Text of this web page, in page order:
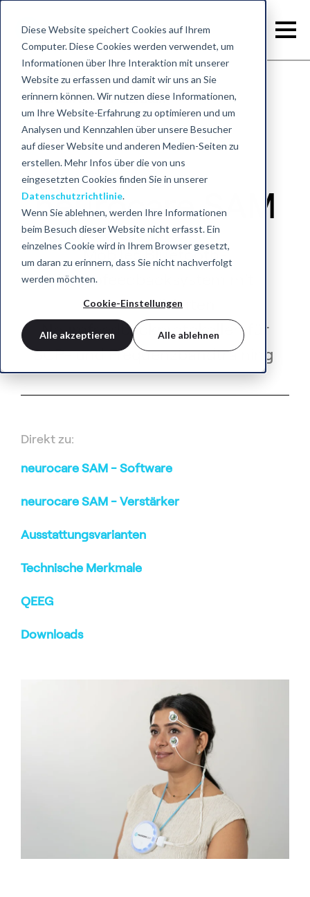
Diese Website speichert Cookies auf Ihrem
Computer. Diese Cookies werden verwendet, um
Informationen über Ihre Interaktion mit unserer
Website zu erfassen und damit wir uns an Sie
erinnern können. Wir nutzen diese Informationen,
um Ihre Website-Erfahrung zu optimieren und um
Analysen und Kennzahlen über unsere Besucher
auf dieser Website und anderen Medien-Seiten zu
erstellen. Mehr Infos über die von uns
eingesetzten Cookies finden Sie in unserer
Datenschutzrichtlinie.
Wenn Sie ablehnen, werden Ihre Informationen
beim Besuch dieser Website nicht erfasst. Ein
einzelnes Cookie wird in Ihrem Browser gesetzt,
um daran zu erinnern, dass Sie nicht nachverfolgt
werden möchten.
Cookie-Einstellungen
Alle akzeptieren Alle ablehnen
Zurück zu tES-Geräten
neurocare SAM
Mobiles Bluetooth-
Neurofeedbacksystem mit
standardisierten
Neurofeedbackprotokollen für
SCP- und Frequenzbandtraining
Direkt zu:
neurocare SAM - Software
neurocare SAM - Verstärker
Ausstattungsvarianten
Technische Merkmale
QEEG
Downloads